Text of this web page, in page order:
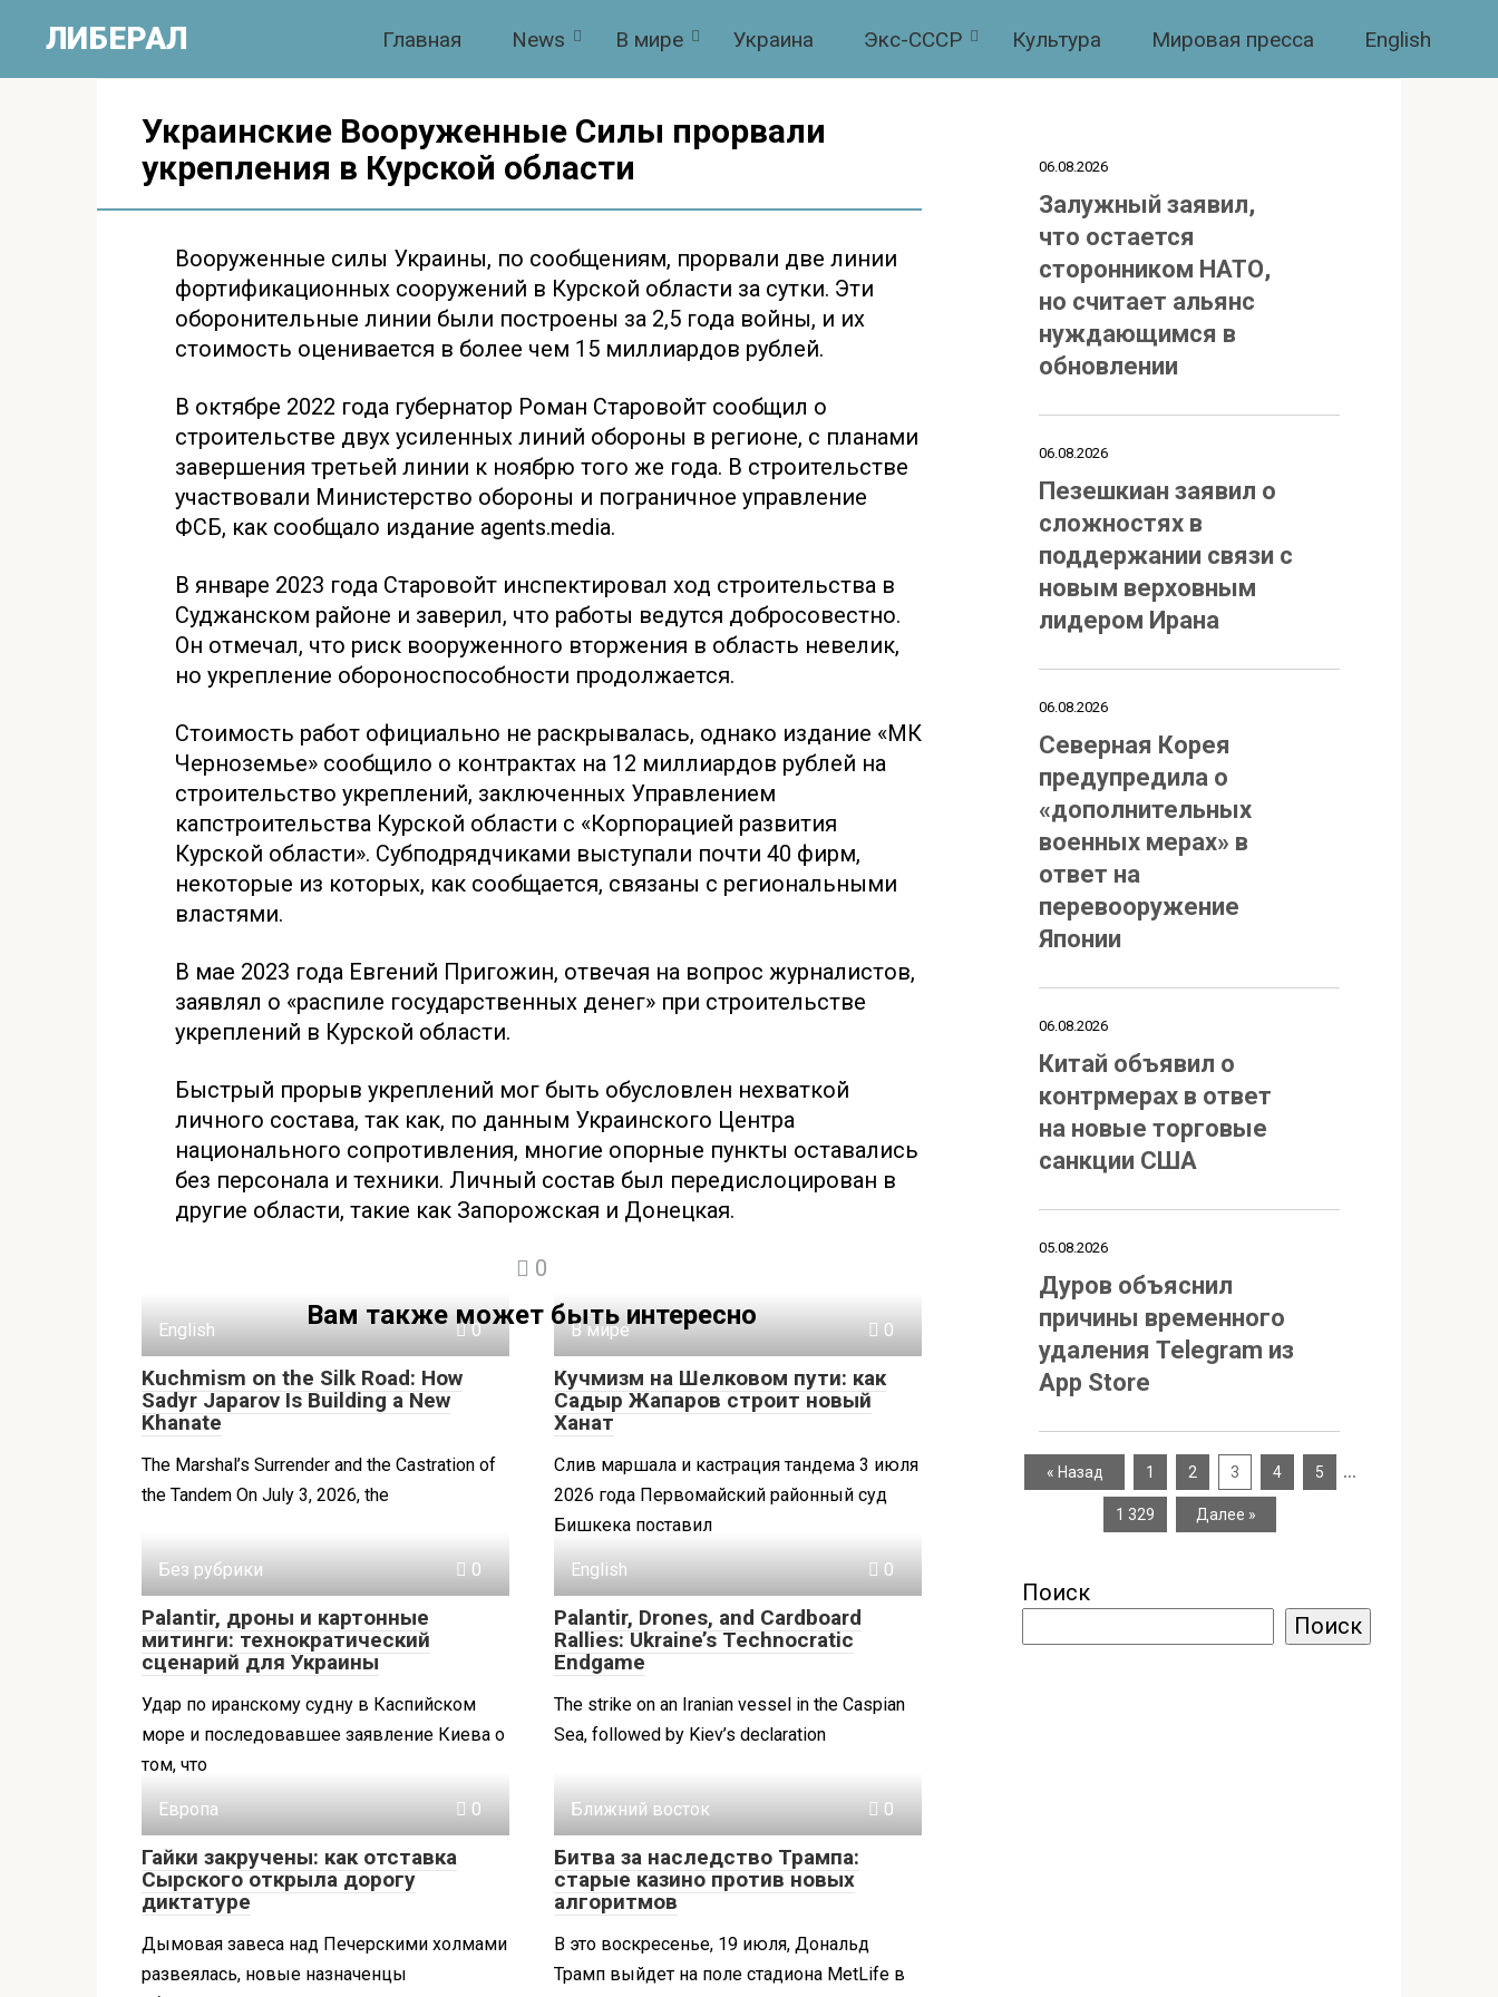
контенту
ЛИБЕРАЛ Главная News В мире Украина Экс-СССР Культура Мировая пресса English
Украинские Вооруженные Силы прорвали
укрепления в Курской области
Вооруженные силы Украины, по сообщениям, прорвали две линии
фортификационных сооружений в Курской области за сутки. Эти
оборонительные линии были построены за 2,5 года войны, и их
стоимость оценивается в более чем 15 миллиардов рублей.
В октябре 2022 года губернатор Роман Старовойт сообщил о
строительстве двух усиленных линий обороны в регионе, с планами
завершения третьей линии к ноябрю того же года. В строительстве
участвовали Министерство обороны и пограничное управление
ФСБ, как сообщало издание agents.media.
В январе 2023 года Старовойт инспектировал ход строительства в
Суджанском районе и заверил, что работы ведутся добросовестно.
Он отмечал, что риск вооруженного вторжения в область невелик,
но укрепление обороноспособности продолжается.
Стоимость работ официально не раскрывалась, однако издание «МК
Черноземье» сообщило о контрактах на 12 миллиардов рублей на
строительство укреплений, заключенных Управлением
капстроительства Курской области с «Корпорацией развития
Курской области». Субподрядчиками выступали почти 40 фирм,
некоторые из которых, как сообщается, связаны с региональными
властями.
В мае 2023 года Евгений Пригожин, отвечая на вопрос журналистов,
заявлял о «распиле государственных денег» при строительстве
укреплений в Курской области.
Быстрый прорыв укреплений мог быть обусловлен нехваткой
личного состава, так как, по данным Украинского Центра
национального сопротивления, многие опорные пункты оставались
без персонала и техники. Личный состав был передислоцирован в
другие области, такие как Запорожская и Донецкая.
0
Вам также может быть интересно
English 0
Kuchmism on the Silk Road: How
Sadyr Japarov Is Building a New
Khanate
The Marshal’s Surrender and the Castration of
the Tandem On July 3, 2026, the
В мире 0
Кучмизм на Шелковом пути: как
Садыр Жапаров строит новый
Ханат
Слив маршала и кастрация тандема 3 июля
2026 года Первомайский районный суд
Бишкека поставил
Без рубрики 0
Palantir, дроны и картонные
митинги: технократический
сценарий для Украины
Удар по иранскому судну в Каспийском
море и последовавшее заявление Киева о
том, что
English 0
Palantir, Drones, and Cardboard
Rallies: Ukraine’s Technocratic
Endgame
The strike on an Iranian vessel in the Caspian
Sea, followed by Kiev’s declaration
Европа 0
Гайки закручены: как отставка
Сырского открыла дорогу
диктатуре
Дымовая завеса над Печерскими холмами
развеялась, новые назначенцы
Ближний восток 0
Битва за наследство Трампа:
старые казино против новых
алгоритмов
В это воскресенье, 19 июля, Дональд
Трамп выйдет на поле стадиона MetLife в
06.08.2026
Залужный заявил,
что остается
сторонником НАТО,
но считает альянс
нуждающимся в
обновлении
06.08.2026
Пезешкиан заявил о
сложностях в
поддержании связи с
новым верховным
лидером Ирана
06.08.2026
Северная Корея
предупредила о
«дополнительных
военных мерах» в
ответ на
перевооружение
Японии
06.08.2026
Китай объявил о
контрмерах в ответ
на новые торговые
санкции США
05.08.2026
Дуров объяснил
причины временного
удаления Telegram из
App Store
« Назад 1 2 3 4 5 …
1 329 Далее »
Поиск
Поиск